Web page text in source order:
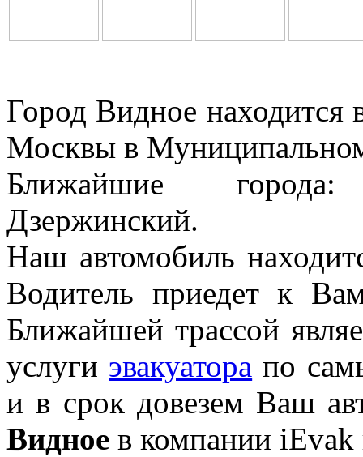
Город Видное находится
Москвы в
Ближайшие
Дзержинский.
Наш автомобиль
Водитель приедет к
Ближайшей трассой
услуги эвакуатора по
и в срок довезем Ваш
Видное в компании